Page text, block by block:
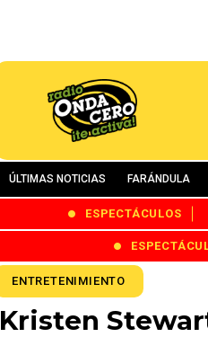
ÚLTIMAS NOTICIAS FARÁNDULA
ESPECTÁCULOS
ENTRETENIMIENTO
Kristen